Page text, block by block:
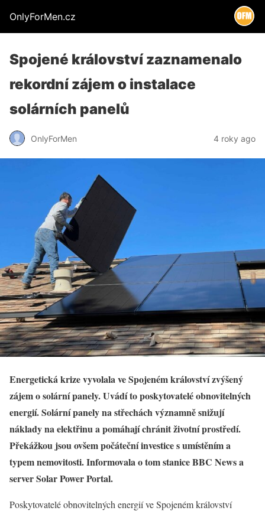
OnlyForMen.cz
Spojené království zaznamenalo
rekordní zájem o instalace
solárních panelů
OnlyForMen 4 roky ago
Energetická krize vyvolala ve Spojeném království zvýšený
zájem o solární panely. Uvádí to poskytovatelé obnovitelných
energií. Solární panely na střechách významně snižují
náklady na elektřinu a pomáhají chránit životní prostředí.
Překážkou jsou ovšem počáteční investice s umístěním a
typem nemovitosti. Informovala o tom stanice BBC News a
server Solar Power Portal.
Poskytovatelé obnovitelných energií ve Spojeném království